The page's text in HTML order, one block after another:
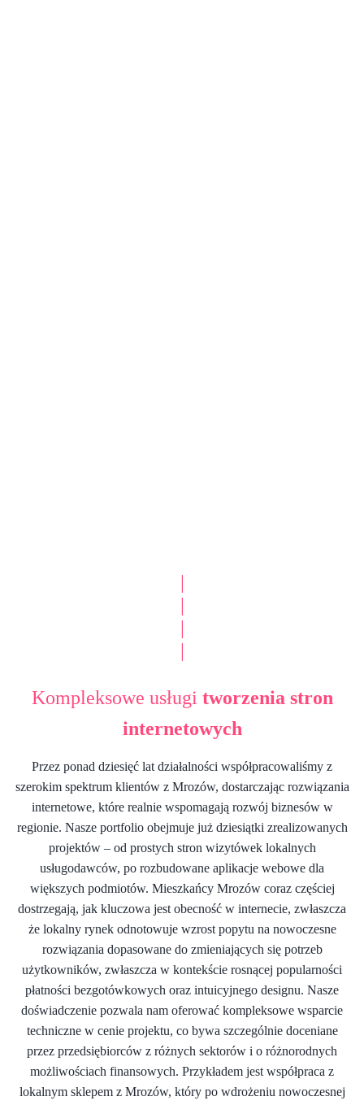
Kompleksowe usługi tworzenia stron
internetowych
Przez ponad dziesięć lat działalności współpracowaliśmy z
szerokim spektrum klientów z Mrozów, dostarczając rozwiązania
internetowe, które realnie wspomagają rozwój biznesów w
regionie. Nasze portfolio obejmuje już dziesiątki zrealizowanych
projektów – od prostych stron wizytówek lokalnych
usługodawców, po rozbudowane aplikacje webowe dla
większych podmiotów. Mieszkańcy Mrozów coraz częściej
dostrzegają, jak kluczowa jest obecność w internecie, zwłaszcza
że lokalny rynek odnotowuje wzrost popytu na nowoczesne
rozwiązania dopasowane do zmieniających się potrzeb
użytkowników, zwłaszcza w kontekście rosnącej popularności
płatności bezgotówkowych oraz intuicyjnego designu. Nasze
doświadczenie pozwala nam oferować kompleksowe wsparcie
techniczne w cenie projektu, co bywa szczególnie doceniane
przez przedsiębiorców z różnych sektorów i o różnorodnych
możliwościach finansowych. Przykładem jest współpraca z
lokalnym sklepem z Mrozów, który po wdrożeniu nowoczesnej